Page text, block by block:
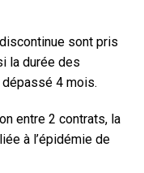
sont pris
la durée des
dépassé 4 mois.
entre 2 contrats, la
à l’épidémie de